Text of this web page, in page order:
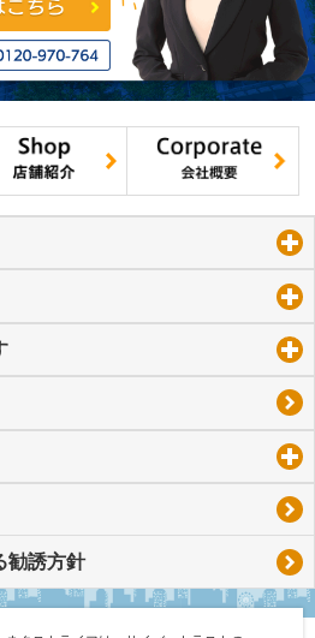
勧誘方針